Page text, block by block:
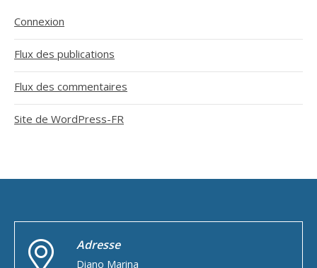
Connexion
Flux des publications
Flux des commentaires
Site de WordPress-FR
Adresse
Diano Marina